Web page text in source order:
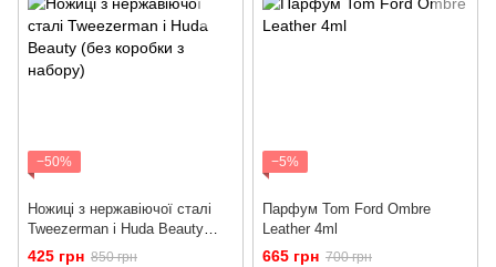
−50%
Ножиці з нержавіючої сталі
Tweezerman і Huda Beauty
(без коробки з набору)
425 грн 850 грн
−5%
Парфум Tom Ford Ombre
Leather 4ml
665 грн 700 грн